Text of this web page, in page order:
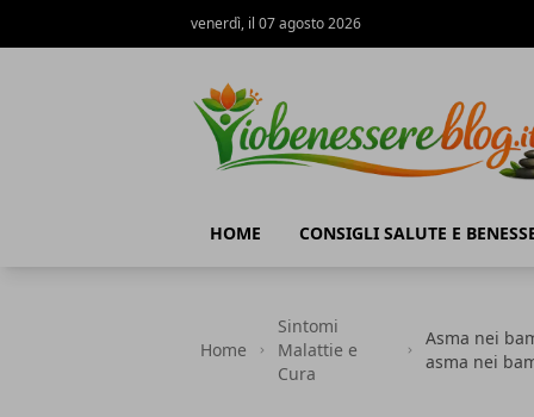
venerdì, il 07 agosto 2026
HOME CONSIGLI SALUTE E
Home
Sintomi
Malattie e
Cura
Asma nei
asma nei